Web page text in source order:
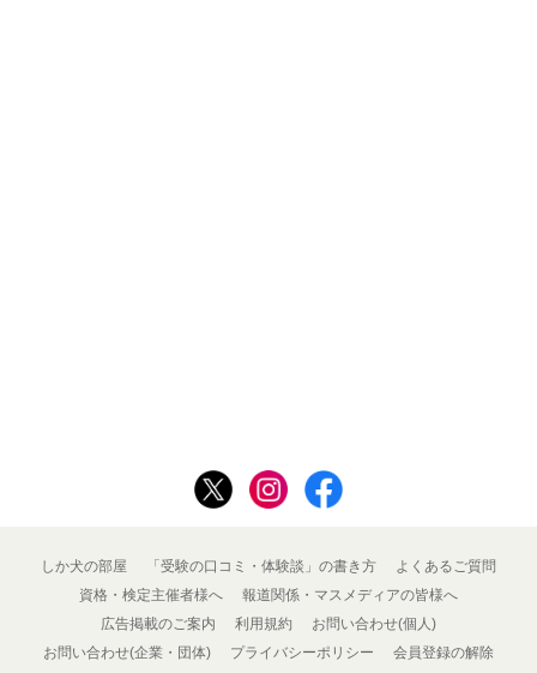
しか犬の部屋 「受験の口コミ・体験談」の書き方
よくあるご質問
資格・検定主催者様へ
報道関係・マスメディアの皆様へ
広告掲載のご案内
利用規約
お問い合わせ(個人)
お問い合わせ(企業・団体)
プライバシーポリシー 会員登録の解除